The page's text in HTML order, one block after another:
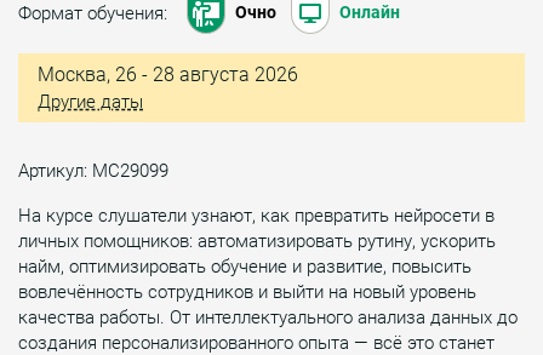
Формат обучения: Очно Онлайн
Москва, 26 - 28 августа 2026
Другие даты
Артикул: МС29099
На курсе слушатели узнают, как превратить нейросети в
личных помощников: автоматизировать рутину, ускорить
найм, оптимизировать обучение и развитие, повысить
вовлечённость сотрудников и выйти на новый уровень
качества работы. От интеллектуального анализа данных до
создания персонализированного опыта — всё это станет